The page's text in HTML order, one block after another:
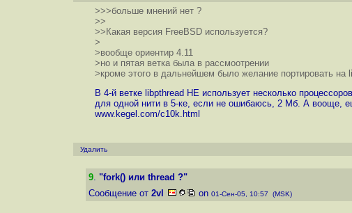
>>>больше мнений нет ?
>>
>>Какая версия FreeBSD используется?
>
>вообще ориентир 4.11
>но и пятая ветка была в рассмоотрении
>кроме этого в дальнейшем было желание портировать на
В 4-й ветке libpthread НЕ использует несколько
для одной нити в 5-ке, если не ошибаюсь, 2 Мб. А вооще,
www.kegel.com/c10k.html
Удалить
9. "fork() или thread ?"
Сообщение от 2vl on 01-Сен-05, 10:57 (MSK)